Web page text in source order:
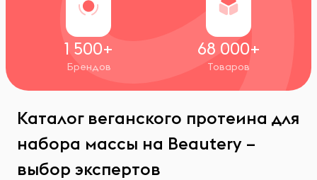
1 500+
Брендов
68 000+
Товаров
Каталог веганского протеина для
набора массы на Beautery –
выбор экспертов